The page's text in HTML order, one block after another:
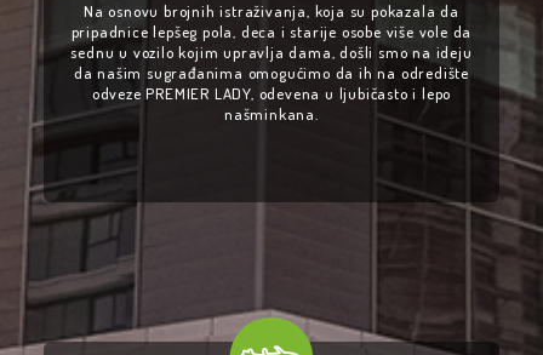
GRADOVI
RENT A CAR
VOZILA
KARIJERA
Na osnovu brojnih istraživanja, koja su pokazala da
pripadnice lepšeg pola, deca i starije osobe više vole da
sednu u vozilo kojim upravlja dama, došli smo na ideju
da našim sugrađanima omogućimo da ih na odredište
odveze PREMIER LADY, odevena u ljubičasto i lepo
našminkana.